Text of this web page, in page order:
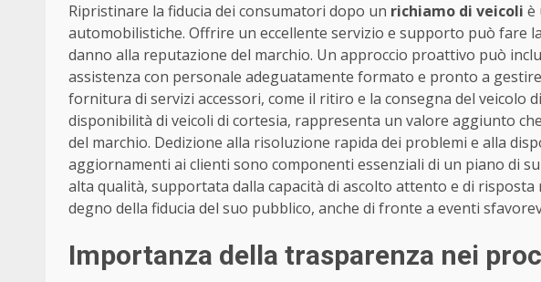
Ripristinare la fiducia dei consumatori dopo un richiamo di veicoli è
automobilistiche. Offrire un eccellente servizio e supporto può fare
danno alla reputazione del marchio. Un approccio proattivo può
assistenza con personale adeguatamente formato e pronto a
fornitura di servizi accessori, come il ritiro e la consegna del veicolo
disponibilità di veicoli di cortesia, rappresenta un valore aggiunto
del marchio. Dedizione alla risoluzione rapida dei problemi e alla
aggiornamenti ai clienti sono componenti essenziali di un piano di
alta qualità, supportata dalla capacità di ascolto attento e di
degno della fiducia del suo pubblico, anche di fronte a eventi
Importanza della trasparenza nei